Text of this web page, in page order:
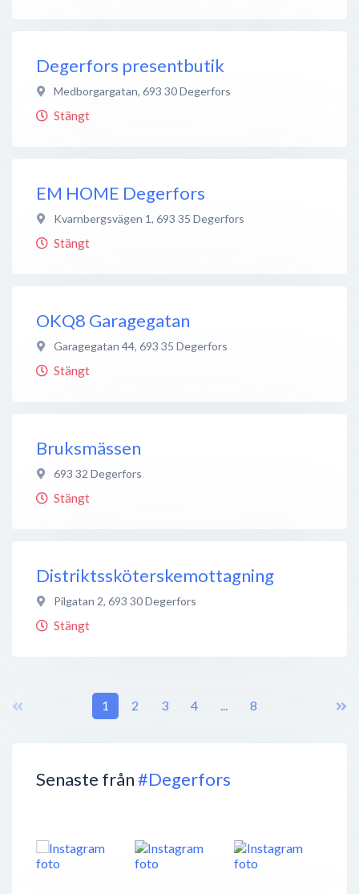
Senaste från#Degerfors
Degerfors presentbutik
Medborgargatan, 693 30Degerfors
Stängt
EM HOME Degerfors
Kvarnbergsvägen 1, 693 35 Degerfors
Stängt
OKQ8 Garagegatan
Garagegatan 44, 693 35 Degerfors
Stängt
Bruksmässen
693 32 Degerfors
Stängt
Distriktssköterskemottagning
Pilgatan 2, 693 30Degerfors
Stängt
1 2 3 4 ... 8